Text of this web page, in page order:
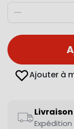
Diminuer
Ajouter à